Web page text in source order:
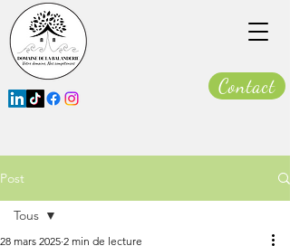
Contact
Post
Tous
28 mars 2025 2 min de lecture